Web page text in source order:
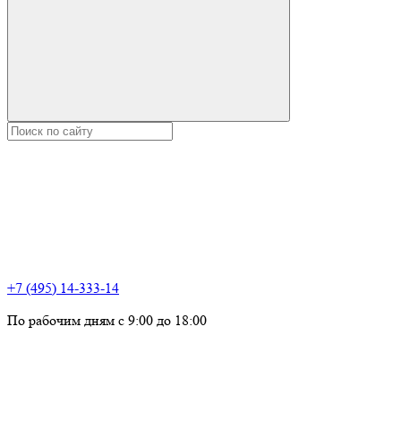
+7 (495) 14-333-14
По рабочим дням с 9:00 до 18:00